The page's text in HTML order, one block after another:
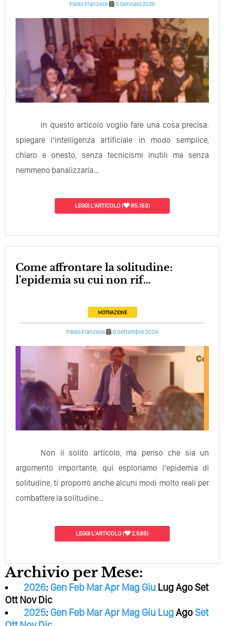
Paolo Franzese 5 Gennaio 2026
In questo articolo voglio fare una cosa precisa:
spiegare l’intelligenza artificiale in modo semplice,
chiaro e onesto, senza tecnicismi inutili ma senza
nemmeno banalizzarla…
LEGGI L'ARTICOLO( 85.153)
Come affrontare la solitudine:
l'epidemia su cui non rif...
MOTIVAZIONE
Paolo Franzese 9 Settembre 2024
Non il solito articolo, ma penso che sia un
argomento importante, qui esploriamo l’epidemia di
solitudine, ti proporrò anche alcuni modi molto reali per
combattere la solitudine…
LEGGI L'ARTICOLO( 2.585)
Archivio per Mese:
2026: Gen Feb MarApr Mag Giu LugAgoSet
Ott Nov Dic
2025: Gen Feb MarApr Mag Giu LugAgoSet